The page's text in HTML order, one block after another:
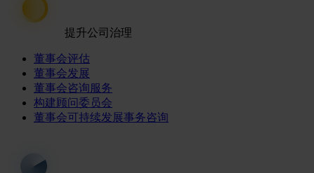
提升公司治理
董事会评估
董事会发展
董事会咨询服务
构建顾问委员会
董事会可持续发展事务咨询